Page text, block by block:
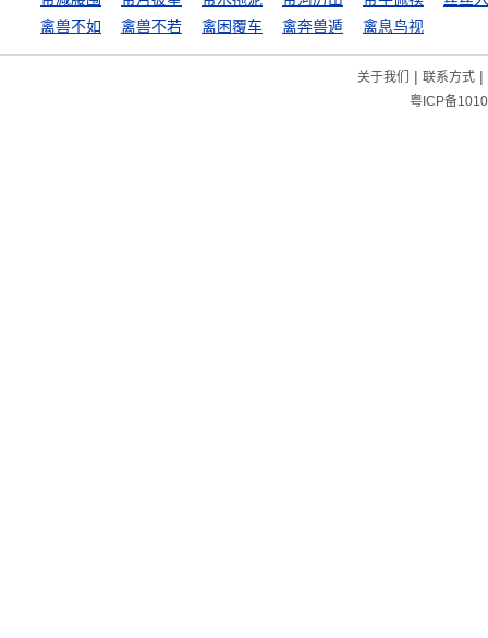
禽兽不如
禽兽不若 禽困覆车 禽奔兽遁 禽息鸟视
关于我们 | 联系方式|
粤ICP备